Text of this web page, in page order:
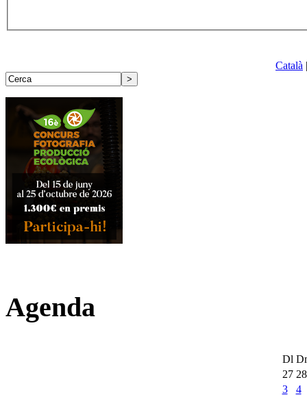
Català
Agenda
Dl
27 28
3
4